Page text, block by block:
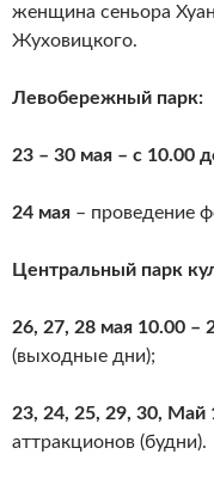
женщина сеньора
Жуховицкого.
Левобережный парк:
23 – 30 мая – с 10.00
24 мая – проведение
Центральный парк
26, 27, 28 мая 10.00 –
(выходные дни);
23, 24, 25, 29, 30, Май
аттракционов (будни).